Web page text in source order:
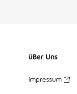
üBer Uns
Impressum